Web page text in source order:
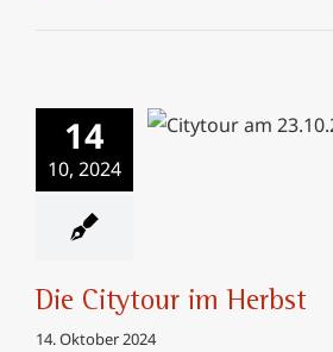
14
10, 2024
Die Citytour im
Die Citytour im Herbst
14. Oktober 2024